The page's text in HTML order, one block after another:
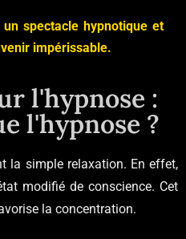
spectacle hypnotique et
impérissable.
l'hypnose :
l'hypnose ?
la simple relaxation. En effet,
modifié de conscience. Cet
la concentration.